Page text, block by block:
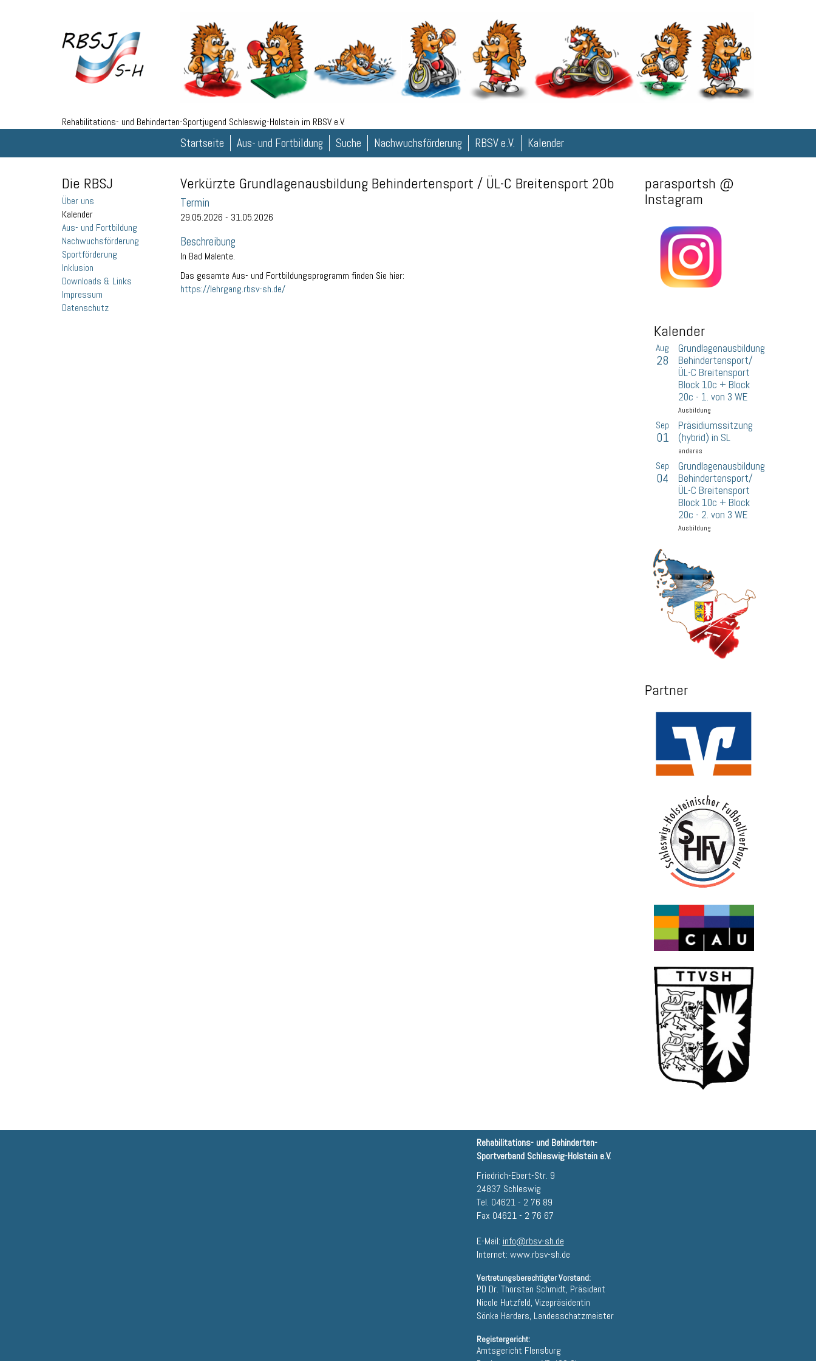
Rehabilitations- und Behinderten-Sportjugend Schleswig-Holstein im RBSV e.V.
Startseite Aus- und Fortbildung Suche Nachwuchsförderung RBSV e.V. Kalender
Die RBSJ
Über uns
Kalender
Aus- und Fortbildung
Nachwuchsförderung
Sportförderung
Inklusion
Downloads & Links
Impressum
Datenschutz
Verkürzte Grundlagenausbildung Behindertensport / ÜL-C Breitensport 20b
Termin
29.05.2026 - 31.05.2026
Beschreibung
In Bad Malente.
Das gesamte Aus- und Fortbildungsprogramm finden Sie hier:
https://lehrgang.rbsv-sh.de/
parasportsh @
Instagram
Kalender
Aug
28
Grundlagenausbildung
Behindertensport/
ÜL-C Breitensport
Block 10c + Block
20c - 1. von 3 WE
Ausbildung
Sep
01
Präsidiumssitzung
(hybrid) in SL
anderes
Sep
04
Grundlagenausbildung
Behindertensport/
ÜL-C Breitensport
Block 10c + Block
20c - 2. von 3 WE
Ausbildung
Partner
Rehabilitations- und Behinderten-
Sportverband Schleswig-Holstein e.V.
Friedrich-Ebert-Str. 9
24837 Schleswig
Tel. 04621 - 2 76 89
Fax 04621 - 2 76 67
E-Mail: info@rbsv-sh.de
Internet: www.rbsv-sh.de
Vertretungsberechtigter Vorstand:
PD Dr. Thorsten Schmidt, Präsident
Nicole Hutzfeld, Vizepräsidentin
Sönke Harders, Landesschatzmeister
Registergericht:
Amtsgericht Flensburg